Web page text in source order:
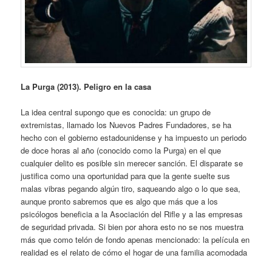
La Purga (2013). Peligro en la casa
La idea central supongo que es conocida: un grupo de
extremistas, llamado los Nuevos Padres Fundadores, se ha
hecho con el gobierno estadounidense y ha impuesto un periodo
de doce horas al año (conocido como la Purga) en el que
cualquier delito es posible sin merecer sanción. El disparate se
justifica como una oportunidad para que la gente suelte sus
malas vibras pegando algún tiro, saqueando algo o lo que sea,
aunque pronto sabremos que es algo que más que a los
psicólogos beneficia a la Asociación del Rifle y a las empresas
de seguridad privada. Si bien por ahora esto no se nos muestra
más que como telón de fondo apenas mencionado: la película en
realidad es el relato de cómo el hogar de una familia acomodada